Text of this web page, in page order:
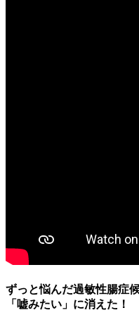
ずっと悩んだ過敏性腸症
「嘘みたい」に消えた！